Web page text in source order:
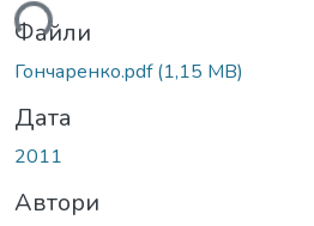
Файли
Гончаренко.pdf(1,15 MB)
Дата
2011
Автори